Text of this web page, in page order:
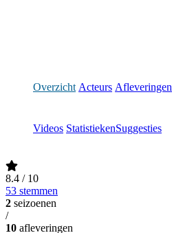
Overzicht Acteurs Afleveringen
Videos StatistiekenSuggesties
8.4 / 10
53 stemmen
2 seizoenen
/
10 afleveringen